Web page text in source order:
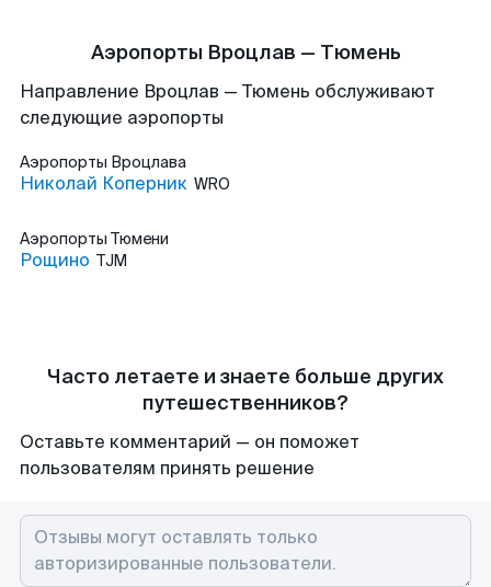
Аэропорты Вроцлав — Тюмень
Направление Вроцлав — Тюмень обслуживают
следующие аэропорты
Аэропорты Вроцлава
Николай Коперник WRO
Аэропорты Тюмени
Рощино TJM
Часто летаете и знаете больше других
путешественников?
Оставьте комментарий — он поможет
пользователям принять решение